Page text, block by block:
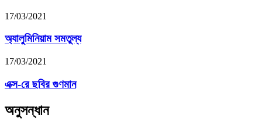
17/03/2021
অ্যালুমিনিয়াম সমতুল্য
17/03/2021
এক্স-রে ছবির গুণমান
অনুসন্ধান